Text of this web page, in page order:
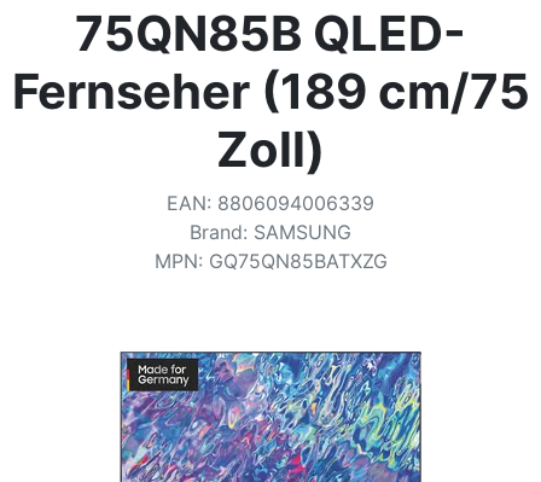
Pays de livraison
Accueil
Catégories
75QN85B QLED-
Fernseher (189 cm/75
Zoll)
EAN: 8806094006339
Brand: SAMSUNG
MPN: GQ75QN85BATXZG